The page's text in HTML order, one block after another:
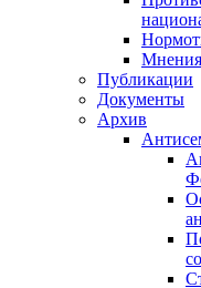
Мнения
Публикации
Документы
Архив